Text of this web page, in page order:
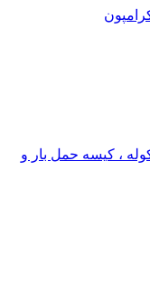
، کیسه حمل بار و